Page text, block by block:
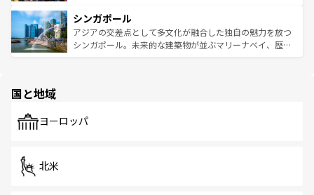
参照してほしい。
激する。気候は一年中温暖で、どの季節にも異なる楽しみ
が待っている。親しみやすいタイの人々、仏教を中心とし
た文化、そして多様な観光資源が、訪れる旅人を魅了し続
み、どこを訪れても感動するはず。観光スポットが密集し
ており、効率よく見どころを回れるのも魅力。息をのむよ
うな絶景から文化的な体験まで、香港を存分に楽しみ尽く
シンガポール
アジアの交差点として多文化が融合した独自の魅力を放つ
シンガポール。未来的な建築物が並ぶマリーナベイ、歴史
で、ホーカーズは地元の風情を楽しめる外せないスポット
国と地域
ヨーロッパ
北米